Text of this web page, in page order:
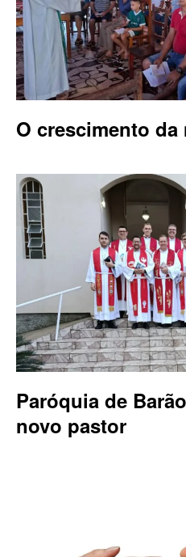
O crescimento da
Paróquia de
novo pastor